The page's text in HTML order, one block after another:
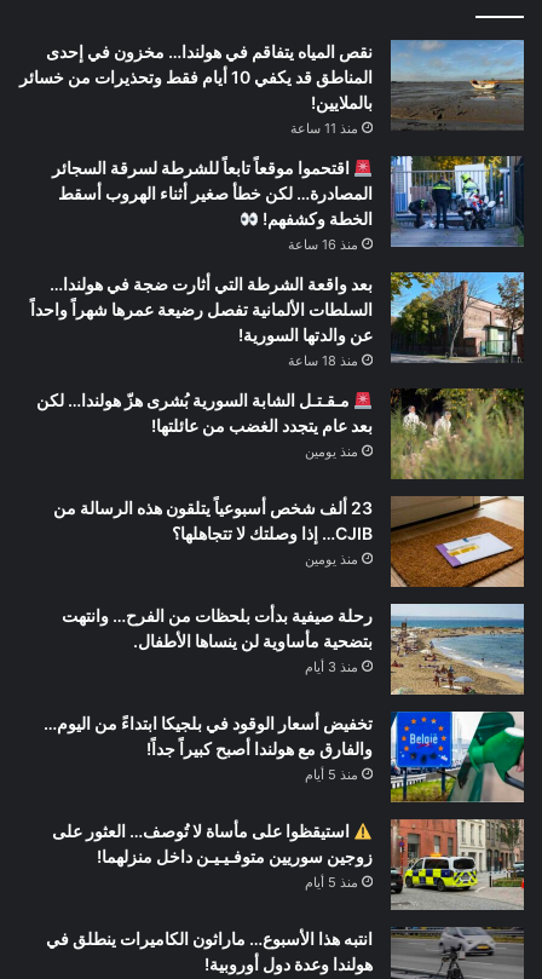
نقص المياه يتفاقم في هولندا… مخزون في إحدى
المناطق قد يكفي 10 أيام فقط وتحذيرات من خسائر
بالملايين!
منذ 11 ساعة
اقتحموا موقعاً تابعاً للشرطة لسرقة السجائر
المصادرة… لكن خطأ صغير أثناء الهروب أسقط
الخطة وكشفهم!
منذ 16 ساعة
بعد واقعة الشرطة التي أثارت ضجة في هولندا…
السلطات الألمانية تفصل رضيعة عمرها شهراً واحداً
عن والدتها السورية!
منذ 18 ساعة
مـقـتـل الشابة السورية بُشرى هزّ هولندا… لكن
بعد عام يتجدد الغضب من عائلتها!
منذ يومين
23 ألف شخص أسبوعياً يتلقون هذه الرسالة من
CJIB… إذا وصلتك لا تتجاهلها؟
منذ يومين
رحلة صيفية بدأت بلحظات من الفرح… وانتهت
بتضحية مأساوية لن ينساها الأطفال.
منذ 3 أيام
تخفيض أسعار الوقود في بلجيكا ابتداءً من اليوم…
والفارق مع هولندا أصبح كبيراً جداً!
منذ 5 أيام
استيقظوا على مأساة لا تُوصف… العثور على
زوجين سوريين متوفـيـيـن داخل منزلهما!
منذ 5 أيام
انتبه هذا الأسبوع… ماراثون الكاميرات ينطلق في
هولندا وعدة دول أوروبية!